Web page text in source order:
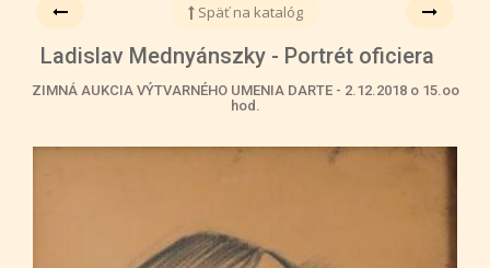
Späť na katalóg
Ladislav Mednyánszky - Portrét oficiera
ZIMNÁ AUKCIA VÝTVARNÉHO UMENIA DARTE - 2.12.2018 o 15.oo
hod.